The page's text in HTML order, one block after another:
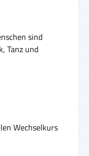
sind
Tanz und
Wechselkurs